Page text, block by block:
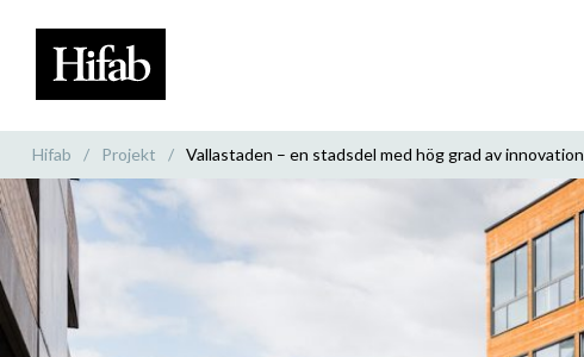
Hifab / Projekt / Vallastaden – en stadsdel med hög grad av innovation